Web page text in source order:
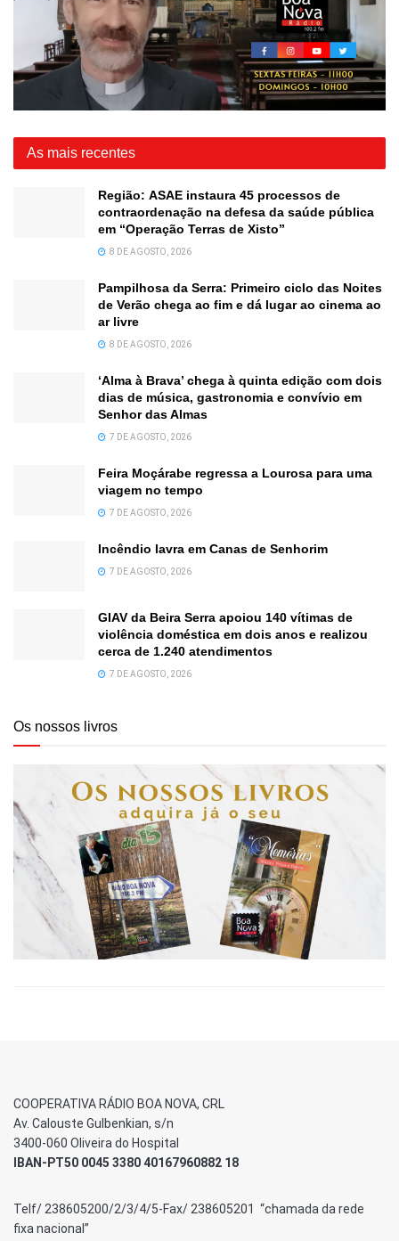
As mais recentes
Região: ASAE instaura 45 processos de
contraordenação na defesa da saúde pública
em “Operação Terras de Xisto”
8 DE AGOSTO, 2026
Pampilhosa da Serra: Primeiro ciclo das Noites
de Verão chega ao fim e dá lugar ao cinema ao
ar livre
8 DE AGOSTO, 2026
‘Alma à Brava’ chega à quinta edição com dois
dias de música, gastronomia e convívio em
Senhor das Almas
7 DE AGOSTO, 2026
Feira Moçárabe regressa a Lourosa para uma
viagem no tempo
7 DE AGOSTO, 2026
Incêndio lavra em Canas de Senhorim
7 DE AGOSTO, 2026
GIAV da Beira Serra apoiou 140 vítimas de
violência doméstica em dois anos e realizou
cerca de 1.240 atendimentos
7 DE AGOSTO, 2026
Os nossos livros
COOPERATIVA RÁDIO BOA NOVA, CRL
Av. Calouste Gulbenkian, s/n
3400-060 Oliveira do Hospital
IBAN-PT50 0045 3380 40167960882 18
Telf/ 238605200/2/3/4/5-Fax/ 238605201 “chamada da rede
fixa nacional”